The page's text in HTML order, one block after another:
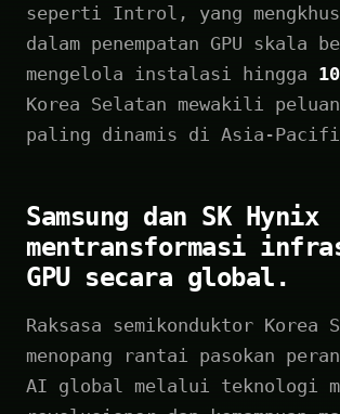
seperti Introl, yang
dalam penempatan GPU skala
mengelola instalasi hingga
Korea Selatan mewakili
paling dinamis di Asia-
Samsung dan SK Hynix
mentransformasi
GPU secara global.
Raksasa semikonduktor Korea
menopang rantai pasokan
AI global melalui teknologi